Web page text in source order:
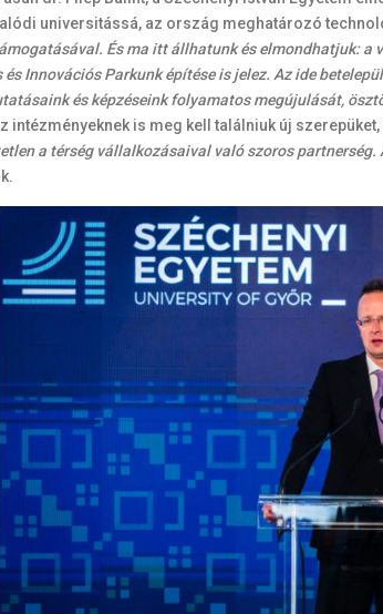
universitássá, az ország meghatározó
És ma itt állhatunk és elmondhatjuk: a
Innovációs Parkunk építése is jelez. Az ide
és képzéseink folyamatos megújulását,
intézményeknek is meg kell találniuk új
a térség vállalkozásaival való szoros